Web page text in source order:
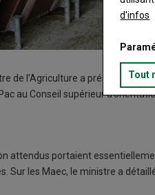
de l’Agriculture a présenté les
au Conseil supérieur
attendus portaient
Sur les Maec, le ministre a
d'infos
Tout